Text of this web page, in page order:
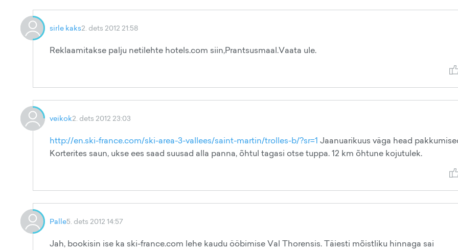
sirle kaks2. dets 2012 21:58
Reklaamitakse palju netilehte hotels.com siin,Prantsusmaal.Vaata ule.
veikok2. dets 2012 23:03
http://en.ski-france.com/ski-area-3-vallees/saint-martin/trolles-b/?sr=1 Jaanuarikuus väga head
Korterites saun, ukse ees saad suusad alla panna, õhtul tagasi otse tuppa. 12 km õhtune kojutulek.
Palle5. dets 2012 14:57
Jah, bookisin ise ka ski-france.com lehe kaudu ööbimise Val Thorensis. Täiesti mõistliku hinnaga sai